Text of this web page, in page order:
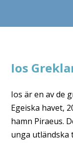
Ios
Ios är en av de
Egeiska havet,
hamn Piraeus.
unga